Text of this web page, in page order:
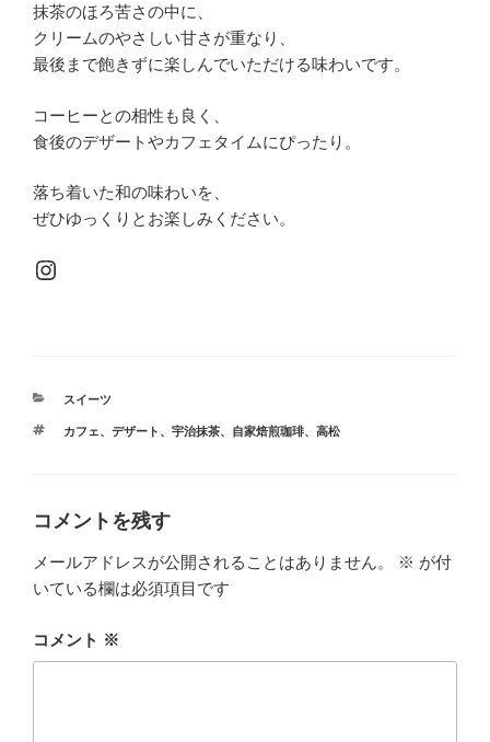
抹茶のほろ苦さの中に、
クリームのやさしい甘さが重なり、
最後まで飽きずに楽しんでいただける味わいです。
コーヒーとの相性も良く、
食後のデザートやカフェタイムにぴったり。
落ち着いた和の味わいを、
ぜひゆっくりとお楽しみください。
Instagram
カ
ゴ
スイーツ
タ
カフェ、 デザート 、 宇治抹茶、 自家焙煎珈琲、 高松
コメントを残す
メールアドレスが公開されることはありません。 ※ が付
いている欄は必須項目です
コメント ※